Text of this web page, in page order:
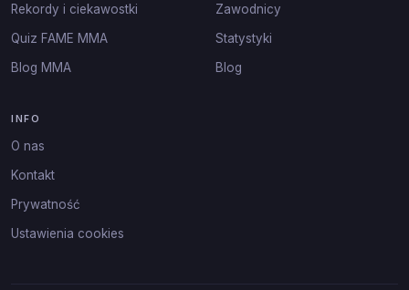
Rekordy i ciekawostki
Quiz FAME MMA
Blog MMA
Zawodnicy
Statystyki
Blog
INFO
O nas
Kontakt
Prywatność
Ustawienia cookies